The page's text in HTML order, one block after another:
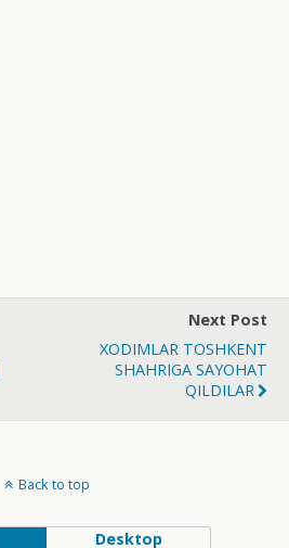
Next Post
XODIMLAR TOSHKENT
SHAHRIGA SAYOHAT
QILDILAR
Back to top
Desktop